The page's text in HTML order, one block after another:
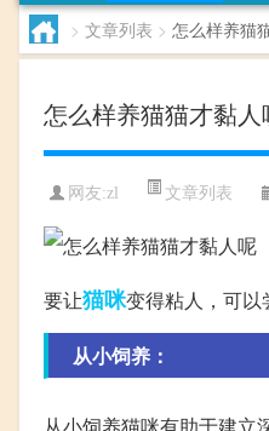
> 文章列表 > 怎么样养猫
怎么样养猫猫才黏人
网友:zl 文章列表
要让猫咪变得粘人，可以
从小饲养：